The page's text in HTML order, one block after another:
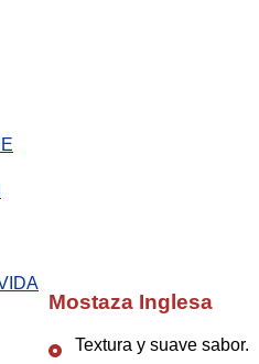
Mostaza Inglesa
Textura y suave sabor.